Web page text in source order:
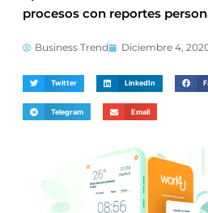
procesos con reportes
Business Trend Diciembre 4,
Twitter LinkedIn
Telegram Email